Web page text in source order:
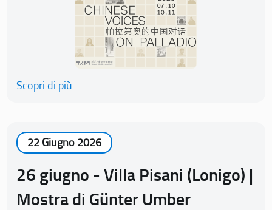
Scopri di più
22 Giugno 2026
26 giugno - Villa Pisani (Lonigo) |
Mostra di Günter Umber